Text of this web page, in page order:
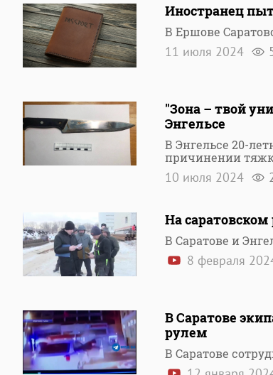
Иностранец
В Ершове
11 июля 2024
"Зона – твой
Энгельсе
В Энгельсе 20-
причинении
10 июля 2024
На
В Саратове и
8 февраля
В Саратове
рулем
В Саратове